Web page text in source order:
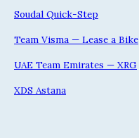
Soudal Quick-Step
Team Visma — Lease a Bike
UAE Team Emirates — XRG
XDS Astana